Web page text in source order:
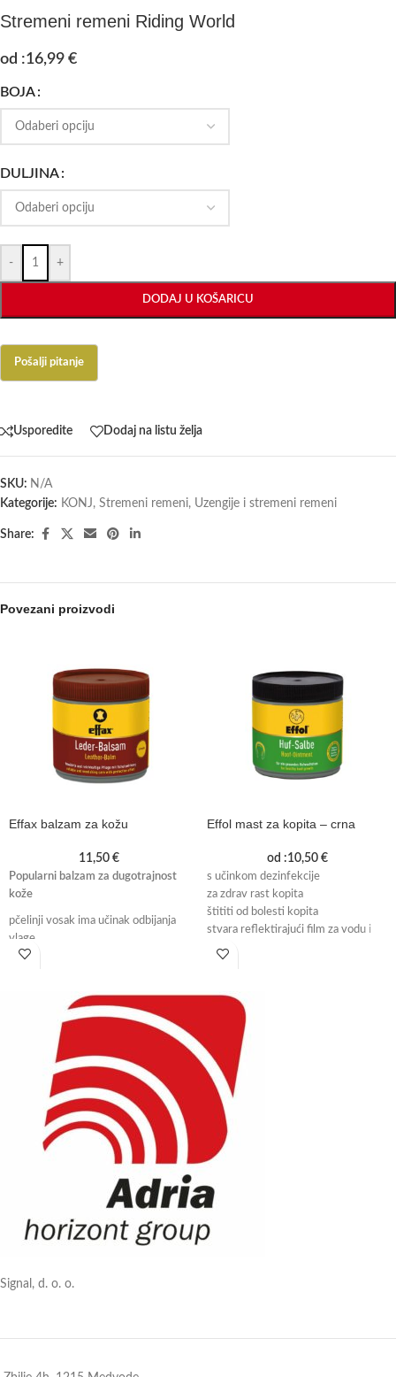
Stremeni remeni Riding World
od :16,99 €
BOJA
DULJINA
- +
DODAJ U KOŠARICU
Usporedite Dodaj na listu želja
SKU: N/A
Kategorije: KONJ, Stremeni remeni, Uzengije i stremeni remeni
Share:
Povezani proizvodi
Effax balzam za kožu
11,50 €
Popularni balzam za dugotrajnost
kože
pčelinji vosak ima učinak odbijanja
vlage
ostavlja koži briljantan sjaj
Količina: 500 ml
Effol mast za kopita – crna
od :10,50 €
s učinkom dezinfekcije
za zdrav rast kopita
štititi od bolesti kopita
stvara reflektirajući film za vodu i
prljavštinu
Signal, d. o. o.